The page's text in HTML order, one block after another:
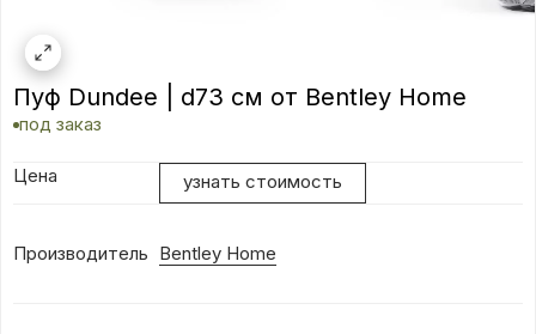
Пуф Dundee | d73 см от Bentley Home
под заказ
Цена узнать стоимость
Производитель Bentley Home